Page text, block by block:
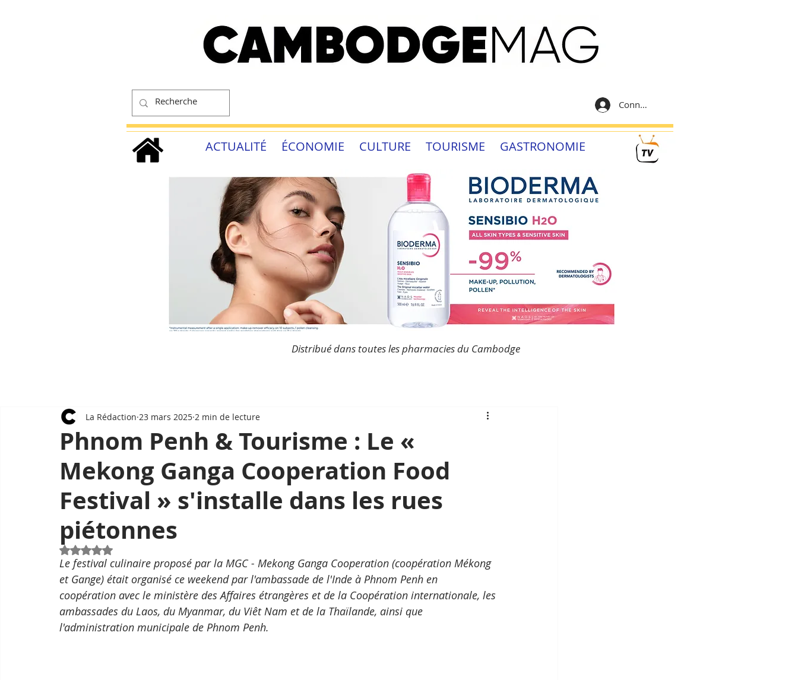
Connexion
ACTUALITÉ ÉCONOMIE CULTURE TOURISME GASTRONOMIE
Distribué dans toutes les pharmacies du Cambodge
Phnom Penh & Tourisme : Le «
Mekong Ganga Cooperation Food
Festival » s'installe dans les rues
piétonnes
La Rédaction 23 mars 2025 2 min de lecture
Noté NaN étoiles sur 5.
Le festival culinaire proposé par la MGC - Mekong Ganga Cooperation (coopération Mékong
et Gange) était organisé ce weekend par l'ambassade de l'Inde à Phnom Penh en
coopération avec le ministère des Affaires étrangères et de la Coopération internationale, les
ambassades du Laos, du Myanmar, du Viêt Nam et de la Thaïlande, ainsi que
l'administration municipale de Phnom Penh.